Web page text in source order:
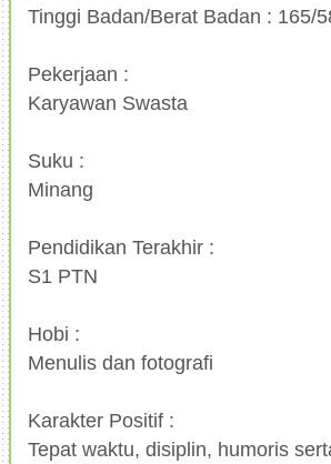
Tinggi Badan/Berat Badan : 165/
Pekerjaan :
Karyawan Swasta
Suku :
Minang
Pendidikan Terakhir :
S1 PTN
Hobi :
Menulis dan fotografi
Karakter Positif :
Tepat waktu, disiplin, humoris